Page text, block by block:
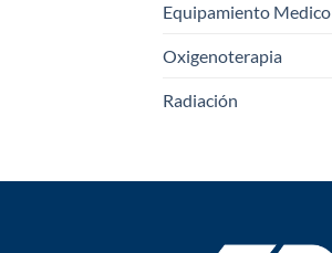
Equipamiento Medico
Oxigenoterapia
Radiación